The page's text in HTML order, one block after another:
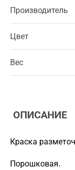
Производитель
Цвет
Вес
ОПИСАНИЕ
Краска
Порошковая.